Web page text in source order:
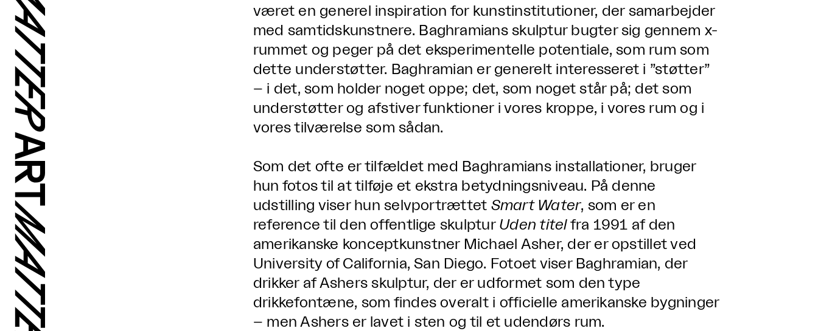
været en generel inspiration for kunstinstitutioner, der samarbejder
med samtidskunstnere. Baghramians skulptur bugter sig gennem x-
rummet og peger på det eksperimentelle potentiale, som rum som
dette understøtter. Baghramian er generelt interesseret i ”støtter”
– i det, som holder noget oppe; det, som noget står på; det som
understøtter og afstiver funktioner i vores kroppe, i vores rum og i
vores tilværelse som sådan.
Som det ofte er tilfældet med Baghramians installationer, bruger
hun fotos til at tilføje et ekstra betydningsniveau. På denne
udstilling viser hun selvportrættet Smart Water, som er en
reference til den offentlige skulptur Uden titelfra 1991 af den
amerikanske konceptkunstner Michael Asher, der er opstillet ved
University of California, San Diego. Fotoet viser Baghramian, der
drikker af Ashers skulptur, der er udformet som den type
drikkefontæne, som findes overalt i officielle amerikanske bygninger
– men Ashers er lavet i sten og til et udendørs rum.